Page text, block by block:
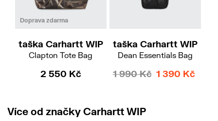
Doprava zdarma
taška Carhartt WIP
Clapton Tote Bag
2 550 Kč
taška Carhartt WIP
Dean Essentials Bag
1 990 Kč 1 390 Kč
Více od značky Carhartt WIP